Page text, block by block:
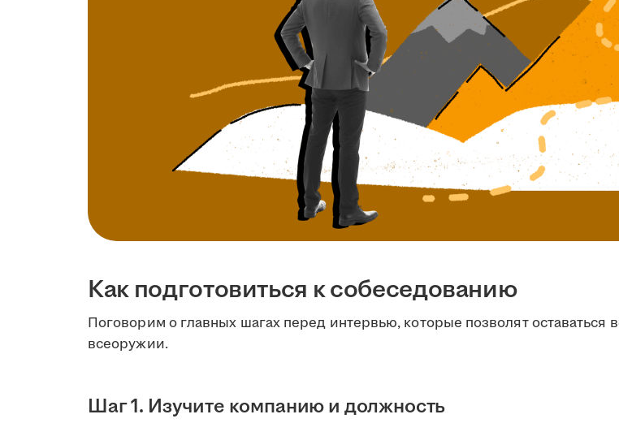
Как подготовиться к собеседованию
Поговорим о главных шагах перед интервью, которые позволят оставаться
всеоружии.
Шаг 1. Изучите компанию и должность